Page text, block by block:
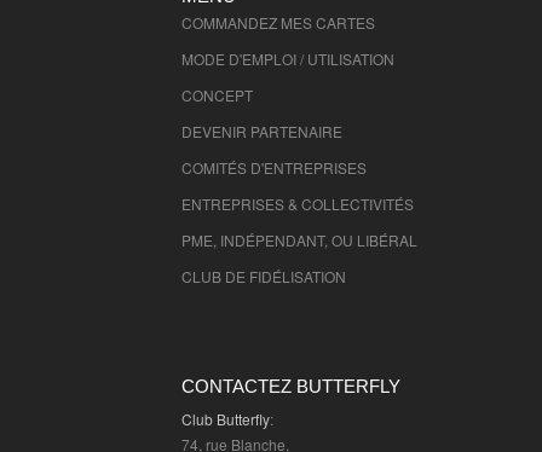
Territoire de Belfort
COMMANDEZ MES CARTES
MODE D'EMPLOI / UTILISATION
CONCEPT
DEVENIR PARTENAIRE
COMITÉS D'ENTREPRISES
ENTREPRISES & COLLECTIVITÉS
PME, INDÉPENDANT, OU LIBÉRAL
CLUB DE FIDÉLISATION
CONTACTEZ BUTTERFLY
Club Butterfly:
74, rue Blanche,